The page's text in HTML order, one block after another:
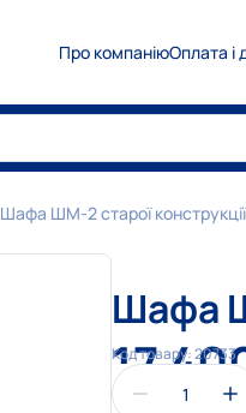
Про компаніюОплата і
Шафа ШМ-2 старої конструкції
Шафа
17
Код товару:20733